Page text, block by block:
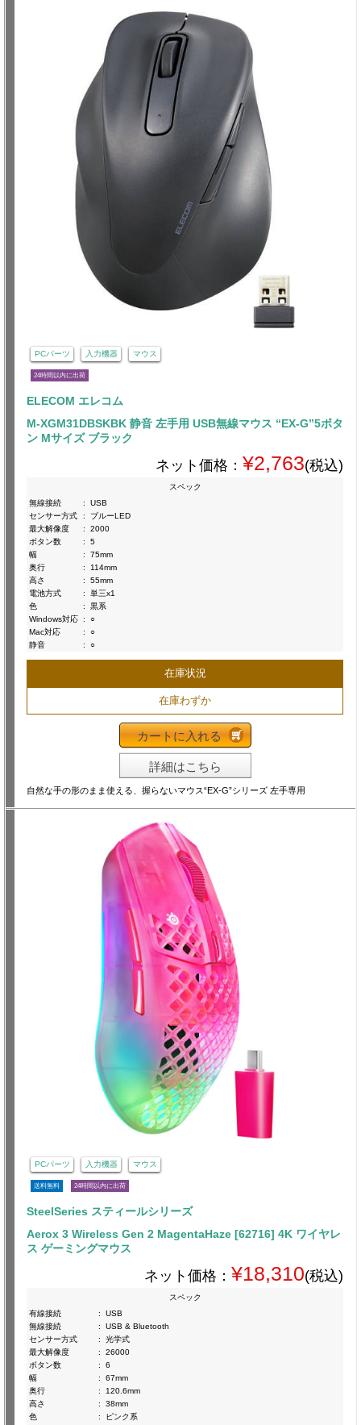
PCパーツ 入力機器 マウス
24時間以内に出荷
ELECOM エレコム
M-XGM31DBSKBK 静音 左手用 USB無線マウス “EX-G”5ボタ
ン Mサイズ ブラック
ネット価格： ¥2,763(税込)
スペック
無線接続
:
USB
センサー方式
:
ブルーLED
最大解像度
:
2000
ボタン数
:
5
幅
:
75mm
奥行
:
114mm
高さ
:
55mm
電池方式
:
単三x1
色
:
黒系
Windows対応 :
○
Mac対応
:
○
静音
: ○
在庫状況
在庫わずか
カートに入れる
詳細はこちら
自然な手の形のまま使える、握らないマウス“EX-G”シリーズ 左手専用
PCパーツ 入力機器 マウス
送料無料 24時間以内に出荷
SteelSeries スティールシリーズ
Aerox 3 Wireless Gen 2 MagentaHaze [62716] 4K ワイヤレ
ス ゲーミングマウス
ネット価格： ¥18,310(税込)
スペック
有線接続
:
USB
無線接続
:
USB & Bluetooth
センサー方式
:
光学式
最大解像度
:
26000
ボタン数
:
6
幅
:
67mm
奥行
:
120.6mm
高さ
:
38mm
色
:
ピンク系